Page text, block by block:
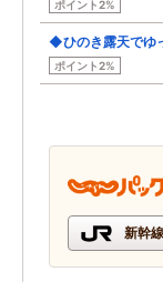
ポイント2%
◆ひのき露天でゆ
ポイント2%
新幹